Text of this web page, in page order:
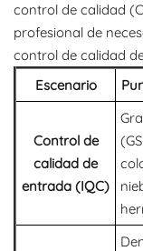
control de calidad
profesional de
control de calidad
Escenario
Control de
calidad de
entrada (IQC)